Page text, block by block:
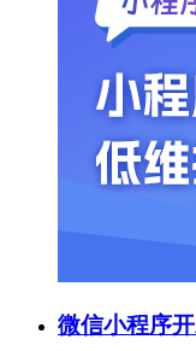
微信小程序